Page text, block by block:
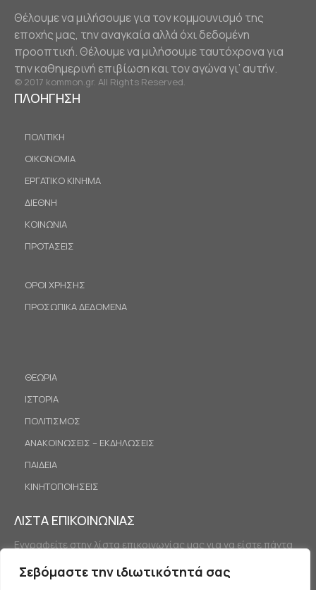
Σεβόμαστε την ιδιωτικότητά σας
Θέλουμε να μιλήσουμε για τον κομμουνισμό της
εποχής μας, την αναγκαία αλλά όχι δεδομένη
προοπτική. Θέλουμε να μιλήσουμε ταυτόχρονα για
την καθημερινή επιβίωση και τον αγώνα γι’ αυτήν.
© 2017 kommon.gr. All Rights Reserved.
ΠΛΟΗΓΗΣΗ
ΠΟΛΙΤΙΚΗ
ΟΙΚΟΝΟΜΙΑ
ΕΡΓΑΤΙΚΟ ΚΙΝΗΜΑ
ΔΙΕΘΝΗ
ΚΟΙΝΩΝΙΑ
ΠΡΟΤΑΣΕΙΣ
ΟΡΟΙ ΧΡΗΣΗΣ
ΠΡΟΣΩΠΙΚΑ ΔΕΔΟΜΕΝΑ
ΘΕΩΡΙΑ
ΙΣΤΟΡΙΑ
ΠΟΛΙΤΙΣΜΟΣ
ΑΝΑΚΟΙΝΩΣΕΙΣ – ΕΚΔΗΛΩΣΕΙΣ
ΠΑΙΔΕΙΑ
ΚΙΝΗΤΟΠΟΙΗΣΕΙΣ
ΛΙΣΤΑ ΕΠΙΚΟΙΝΩΝΙΑΣ
Εγγραφείτε στην λίστα επικοινωνίας μας για να είστε πάντα